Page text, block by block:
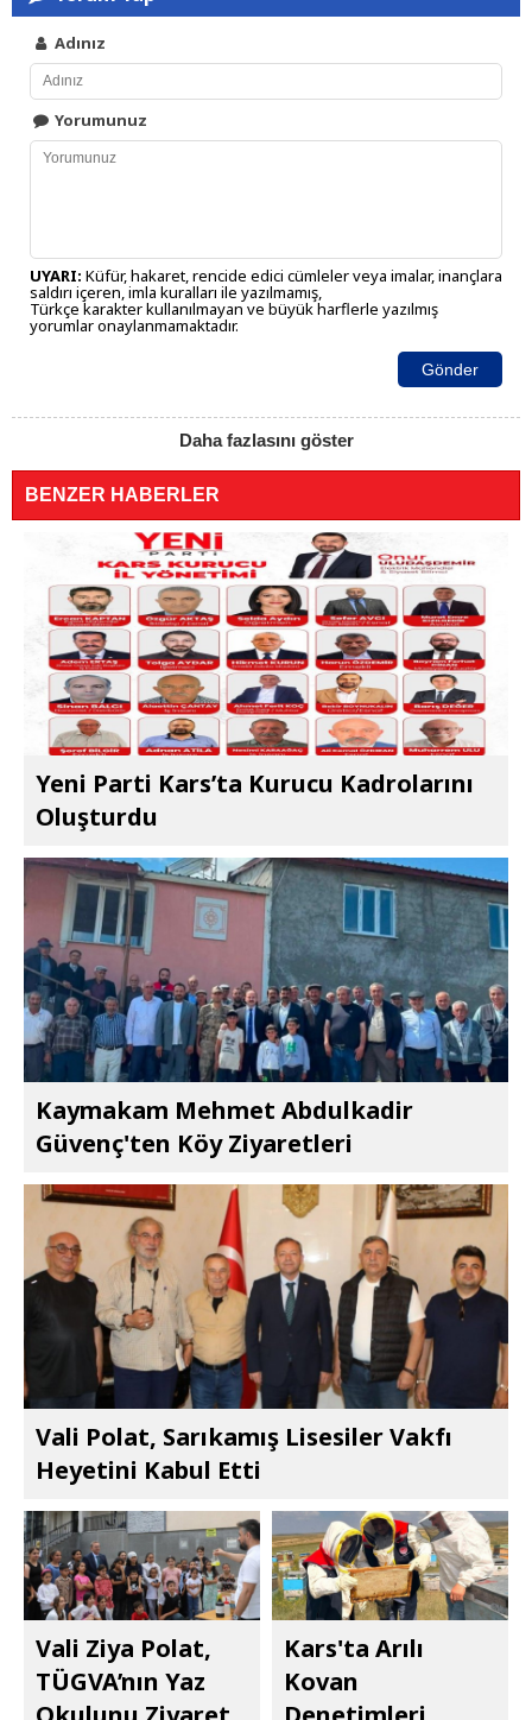
Adınız
Yorumunuz
UYARI: Küfür, hakaret, rencide edici cümleler veya imalar, inançlara
saldırı içeren, imla kuralları ile yazılmamış,
Türkçe karakter kullanılmayan ve büyük harflerle yazılmış
yorumlar onaylanmamaktadır.
Gönder
Daha fazlasını göster
BENZER HABERLER
Yeni Parti Kars’ta Kurucu Kadrolarını
Oluşturdu
Kaymakam Mehmet Abdulkadir
Güvenç'ten Köy Ziyaretleri
Vali Polat, Sarıkamış Lisesiler Vakfı
Heyetini Kabul Etti
Vali Ziya Polat,
TÜGVA’nın Yaz
Kars'ta Arılı
Kovan